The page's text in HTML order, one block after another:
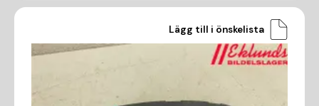
Lägg till i önskelista